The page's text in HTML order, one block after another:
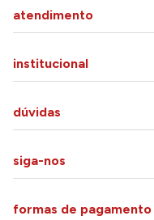
atendimento
institucional
dúvidas
siga-nos
formas de pagamento